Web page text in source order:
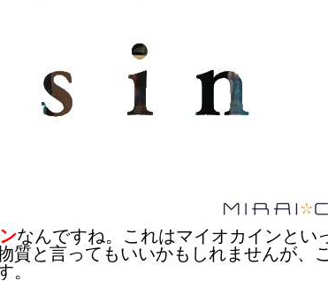
なんですね。これはマイオカインとい
質と言ってもいいかもしれませんが、
。